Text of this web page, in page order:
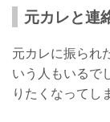
元カレと連
元カレに振られ
いう人もいるで
りたくなってし